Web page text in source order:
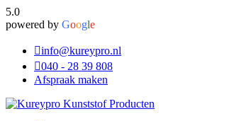
5.0
powered by Google
info@kureypro.nl
040 - 28 39 808
Afspraak maken